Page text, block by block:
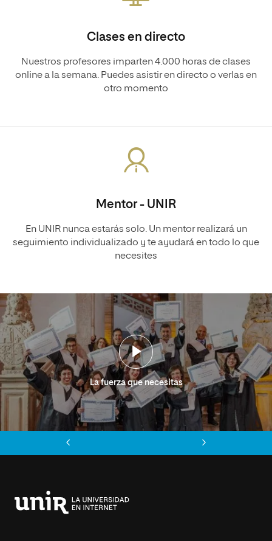
Clases en directo
Nuestros profesores imparten 4.000 horas de clases
online a la semana. Puedes asistir en directo o verlas en
otro momento
Mentor - UNIR
En UNIR nunca estarás solo. Un mentor realizará un
seguimiento individualizado y te ayudará en todo lo que
necesites
La fuerza que necesitas